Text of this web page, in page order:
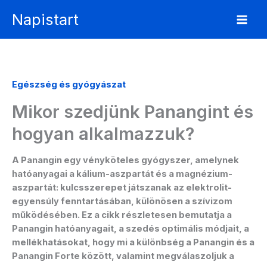
content
Napistart
Egészség és gyógyászat
Mikor szedjünk Panangint és
hogyan alkalmazzuk?
A Panangin egy vényköteles gyógyszer, amelynek
hatóanyagai a kálium-aszpartát és a magnézium-
aszpartát: kulcsszerepet játszanak az elektrolit-
egyensúly fenntartásában, különösen a szívizom
működésében. Ez a cikk részletesen bemutatja a
Panangin hatóanyagait, a szedés optimális módjait, a
mellékhatásokat, hogy mi a különbség a Panangin és a
Panangin Forte között, valamint megválaszoljuk a